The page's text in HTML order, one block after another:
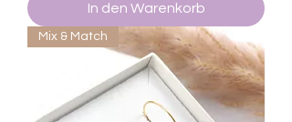
In den Warenkorb
Mix & Match